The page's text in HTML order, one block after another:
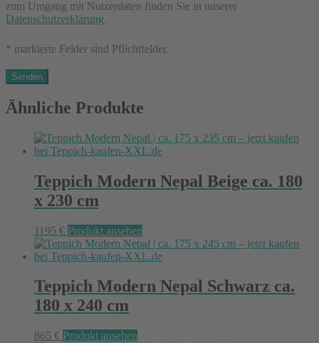
zum Umgang mit Nutzerdaten finden Sie in unserer
Datenschutzerklärung.
* markierte Felder sind Pflichtfelder.
Ähnliche Produkte
Teppich Modern Nepal Beige ca. 180
x 230 cm
1195 € Produkt ansehen
Teppich Modern Nepal Schwarz ca.
180 x 240 cm
865 € Produkt ansehen